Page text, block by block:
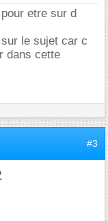
etre sur d
le sujet car c
dans cette
#3